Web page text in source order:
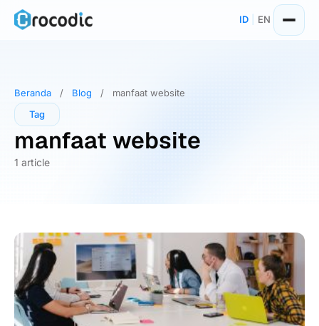
Skip
ID EN
Beranda / Blog /
manfaat website
Tag
manfaat website
1 article